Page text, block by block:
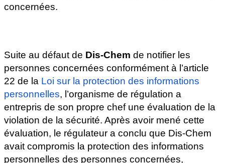
concernées.
Suite au défaut de Dis-Chem de notifier les
personnes concernées conformément à l’article
22 de la Loi sur la protection des informations
personnelles, l’organisme de régulation a
entrepris de son propre chef une évaluation de la
violation de la sécurité. Après avoir mené cette
évaluation, le régulateur a conclu que Dis-Chem
avait compromis la protection des informations
personnelles des personnes concernées,